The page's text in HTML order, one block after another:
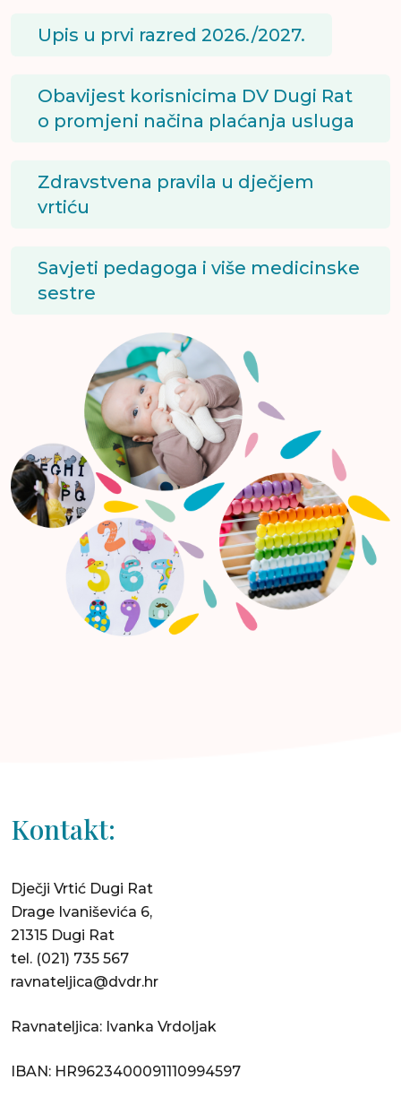
Upis u prvi razred 2026./2027.
Obavijest korisnicima DV Dugi Rat
o promjeni načina plaćanja usluga
Zdravstvena pravila u dječjem
vrtiću
Savjeti pedagoga i više medicinske
sestre
Kontakt:
Dječji Vrtić Dugi Rat
Drage Ivaniševića 6,
21315 Dugi Rat
tel. (021) 735 567
ravnateljica@dvdr.hr
Ravnateljica: Ivanka Vrdoljak
IBAN: HR9623400091110994597